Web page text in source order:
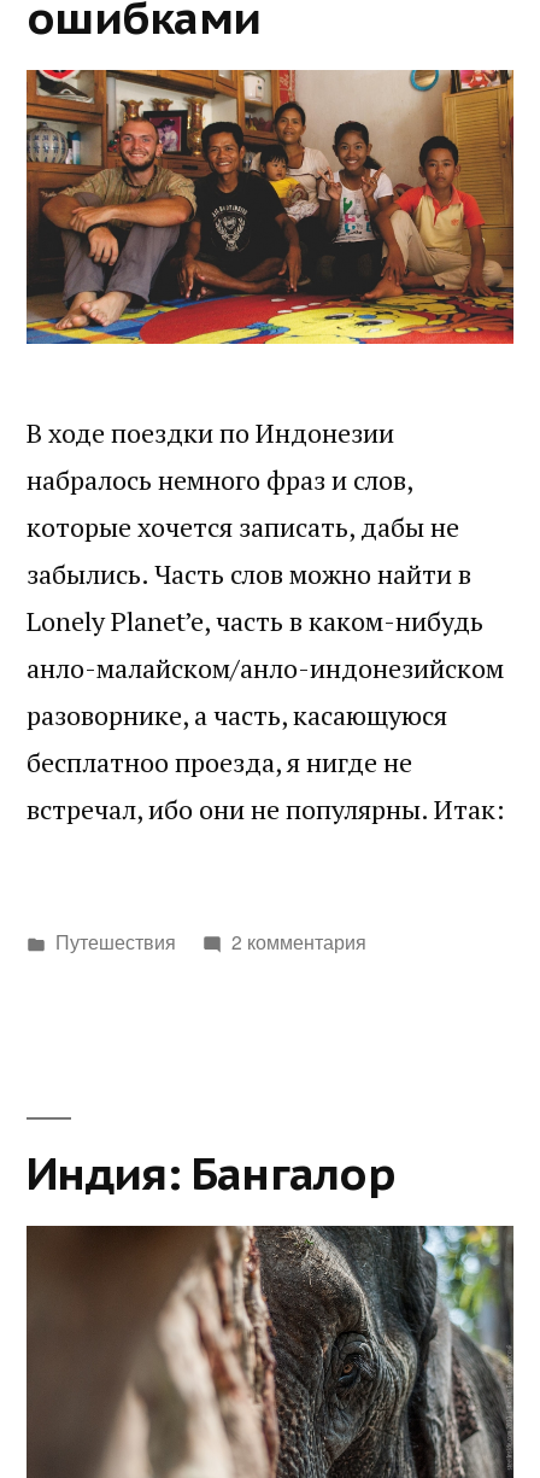
ошибками
В ходе поездки по Индонезии
набралось немного фраз и слов,
которые хочется записать, дабы не
забылись. Часть слов можно найти в
Lonely Planet’e, часть в каком-нибудь
анло-малайском/анло-индонезийском
разоворнике, а часть, касающуюся
бесплатноо проезда, я нигде не
встречал, ибо они не популярны. Итак:
Написано
Путешествия 2 комментария
Индия: Бангалор